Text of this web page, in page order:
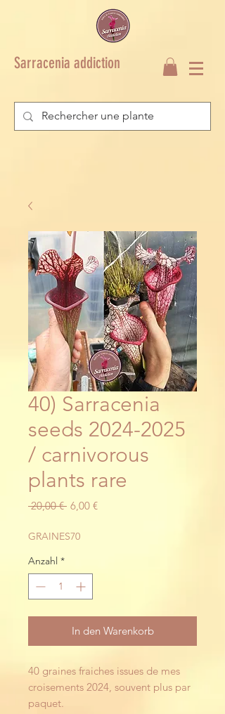
Sarracenia addiction
40) Sarracenia
seeds 2024-2025
/ carnivorous
plants rare
20,00 € Standardpreis
6,00 €Sale-
GRAINES70
Anzahl *
In den Warenkorb
40 graines fraiches issues de mes
croisements 2024, souvent plus par
paquet.